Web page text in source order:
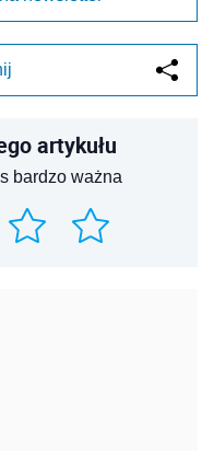
artykułu
bardzo ważna